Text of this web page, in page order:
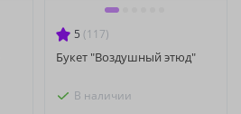
5 (117)
Букет "Воздушный этюд"
В наличии